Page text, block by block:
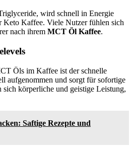
wird schnell in Energie
Keto Kaffee. Viele Nutzer fühlen sich
nach ihrem MCT Öl Kaffee.
Öls im Kaffee ist der schnelle
aufgenommen und sorgt für sofortige
sich körperliche und geistige Leistung,
Saftige Rezepte und